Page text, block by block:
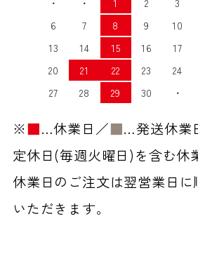
6
7 8 9 10
13
14 15 16 17
20
21 22 23 24
27
28 29 30 ・
※■…休業日／■…発送休業
定休日(毎週火曜日)を含む休
休業日のご注文は翌営業日に
いただきます。